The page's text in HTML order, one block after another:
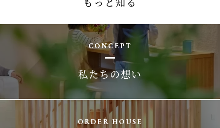
CONCEPT
私たちの想い
ORDER HOUSE